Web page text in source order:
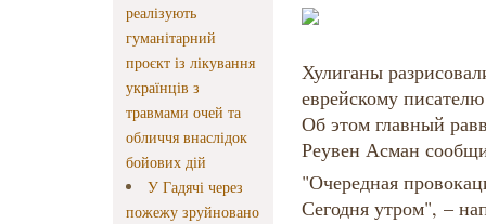
реалізують
гуманітарний
проєкт із лікування
українців з
травмами очей та
обличчя внаслідок
бойових дій
У Гадячі через
пожежу зруйновано
Хулиганы
еврейскому
Об этом главный
Реувен Асман
"Очередная
Сегодня утром", –